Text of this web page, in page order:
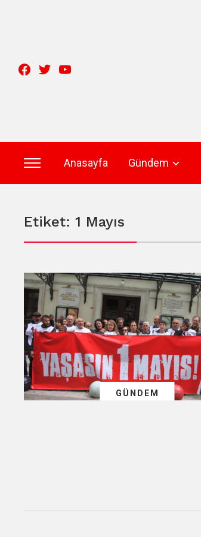
facebooktwitteryoutube
Toggle
sidebar
navigation
Anasayfa Gündem
Etiket:1 Mayıs
GÜNDEM